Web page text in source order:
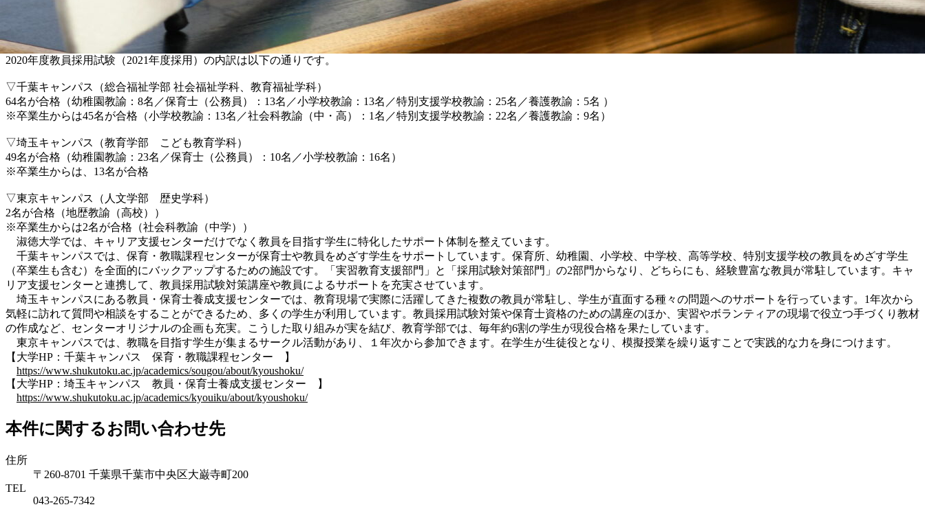
2020年度教員採用試験（2021年度採用）の内訳は以下の通りです。
▽千葉キャンパス（総合福祉学部 社会福祉学科、教育福祉学科）
64名が合格（幼稚園教諭：8名／保育士（公務員）：13名／小学校教諭：13名／特別支援学校教諭：25名／養護教諭：5名 ）
※卒業生からは45名が合格（小学校教諭：13名／社会科教諭（中・高）：1名／特別支援学校教諭：22名／養護教諭：9名）
▽埼玉キャンパス（教育学部 こども教育学科）
49名が合格（幼稚園教諭：23名／保育士（公務員）：10名／小学校教諭：16名）
※卒業生からは、13名が合格
▽東京キャンパス（人文学部 歴史学科）
2名が合格（地歴教諭（高校））
※卒業生からは2名が合格（社会科教諭（中学））
淑徳大学では、キャリア支援センターだけでなく教員を目指す学生に特化したサポート体制を整えています。
千葉キャンパスでは、保育・教職課程センターが保育士や教員をめざす学生をサポートしています。保育所、幼稚園、小学校、中学校、高等学校、特別支援学校の教員をめざす学生
（卒業生も含む）を全面的にバックアップするための施設です。「実習教育支援部門」と「採用試験対策部門」の2部門からなり、どちらにも、経験豊富な教員が常駐しています。キャ
リア支援センターと連携して、教員採用試験対策講座や教員によるサポートを充実させています。
埼玉キャンパスにある教員・保育士養成支援センターでは、教育現場で実際に活躍してきた複数の教員が常駐し、学生が直面する種々の問題へのサポートを行っています。1年次から
気軽に訪れて質問や相談をすることができるため、多くの学生が利用しています。教員採用試験対策や保育士資格のための講座のほか、実習やボランティアの現場で役立つ手づくり教材
の作成など、センターオリジナルの企画も充実。こうした取り組みが実を結び、教育学部では、毎年約6割の学生が現役合格を果たしています。
東京キャンパスでは、教職を目指す学生が集まるサークル活動があり、１年次から参加できます。在学生が生徒役となり、模擬授業を繰り返すことで実践的な力を身につけます。
【大学HP：千葉キャンパス 保育・教職課程センター 】
https://www.shukutoku.ac.jp/academics/sougou/about/kyoushoku/
【大学HP：埼玉キャンパス 教員・保育士養成支援センター 】
https://www.shukutoku.ac.jp/academics/kyouiku/about/kyoushoku/
本件に関するお問い合わせ先
住所
〒260-8701 千葉県千葉市中央区大巌寺町200
TEL
043-265-7342